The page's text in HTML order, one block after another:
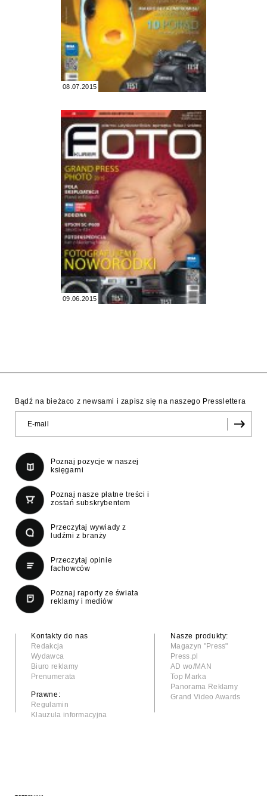
08.07.2015
09.06.2015
Bądź na bieżaco z newsami i zapisz się na naszego Presslettera
Poznaj pozycje w naszej
księgarni
Poznaj nasze płatne treści i
zostań subskrybentem
Przeczytaj wywiady z
ludźmi z branży
Przeczytaj opinie
fachowców
Poznaj raporty ze świata
reklamy i mediów
Kontakty do nas
Redakcja
Wydawca
Biuro reklamy
Prenumerata
Prawne:
Regulamin
Klauzula informacyjna
Nasze produkty:
Magazyn "Press"
Press.pl
AD wo/MAN
Top Marka
Panorama Reklamy
Grand Video Awards